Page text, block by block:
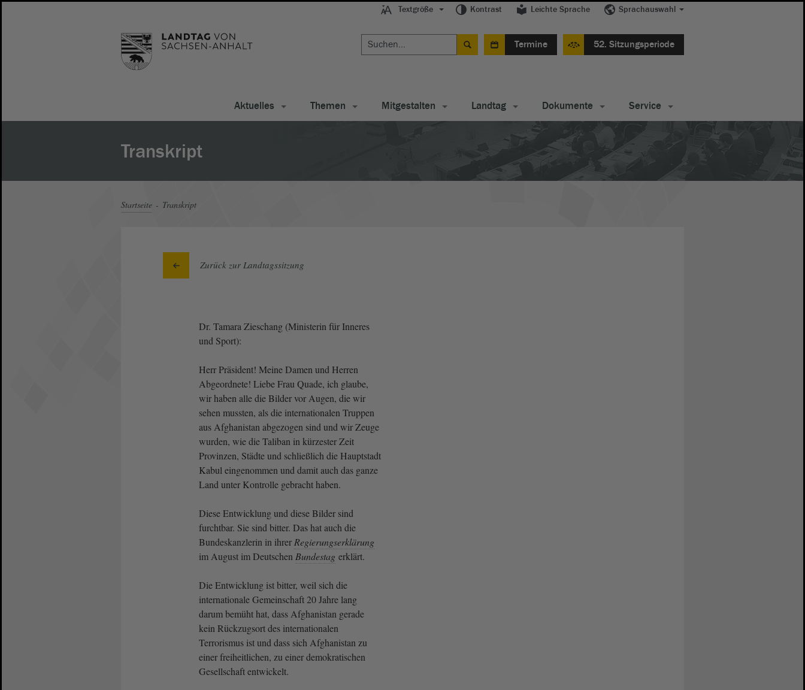
Textgröße Kontrast Leichte Sprache Sprachauswahl
Termine 52. Sitzungsperiode
Aktuelles Themen Mitgestalten Landtag Dokumente Service
Transkript
Startseite Transkript
Zurück zur Landtagssitzung
Dr. Tamara Zieschang (Ministerin für Inneres
und Sport):
Herr Präsident! Meine Damen und Herren
Abgeordnete! Liebe Frau Quade, ich glaube,
wir haben alle die Bilder vor Augen, die wir
sehen mussten, als die internationalen Truppen
aus Afghanistan abgezogen sind und wir Zeuge
wurden, wie die Taliban in kürzester Zeit
Provinzen, Städte und schließlich die Hauptstadt
Kabul eingenommen und damit auch das ganze
Land unter Kontrolle gebracht haben.
Diese Entwicklung und diese Bilder sind
furchtbar. Sie sind bitter. Das hat auch die
Bundeskanzlerin in ihrer Regierungserklärung
im August im Deutschen Bundestag erklärt.
Die Entwicklung ist bitter, weil sich die
internationale Gemeinschaft 20 Jahre lang
darum bemüht hat, dass Afghanistan gerade
kein Rückzugsort des internationalen
Terrorismus ist und dass sich Afghanistan zu
einer freiheitlichen, zu einer demokratischen
Gesellschaft entwickelt.